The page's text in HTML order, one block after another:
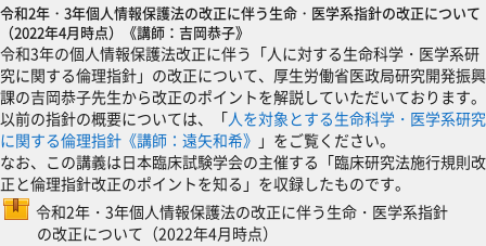
令和2年・3年個人情報保護法の改正に伴う生命・医学系指針の改正について
（2022年4月時点）《講師：吉岡恭子》
令和3年の個人情報保護法改正に伴う「人に対する生命科学・医学系研
究に関する倫理指針」の改正について、厚生労働省医政局研究開発振興
課の吉岡恭子先生から改正のポイントを解説していただいております。
以前の指針の概要については、「人を対象とする生命科学・医学系研究
に関する倫理指針《講師：遠矢和希》 」をご覧ください。
なお、この講義は日本臨床試験学会の主催する「臨床研究法施行規則改
正と倫理指針改正のポイントを知る」を収録したものです。
令和2年・3年個人情報保護法の改正に伴う生命・医学系指針
の改正について（2022年4月時点）SCORMパッケージ